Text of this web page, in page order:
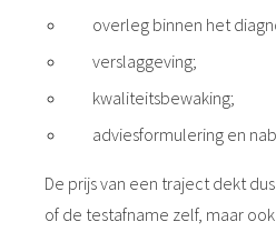
overleg binnen het
verslaggeving;
kwaliteitsbewaking;
adviesformulering en
De prijs van een traject dekt
of de testafname zelf, maar